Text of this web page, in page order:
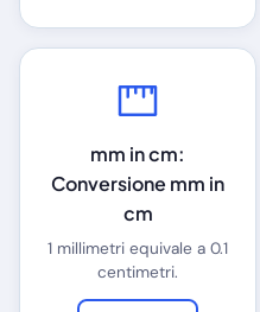
mm in cm:
Conversione mm in
cm
1 millimetri equivale a 0.1
centimetri.